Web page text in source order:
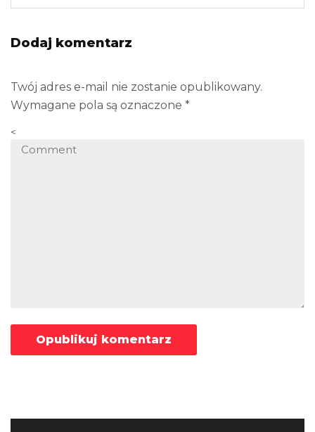
Dodaj komentarz
Twój adres e-mail nie zostanie opublikowany.
Wymagane pola są oznaczone *
<